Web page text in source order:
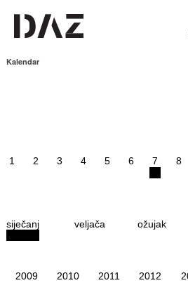
Kalendar
1 2 3 4 5 6 7 8
siječanj veljača ožujak
2009 2010 2011 2012